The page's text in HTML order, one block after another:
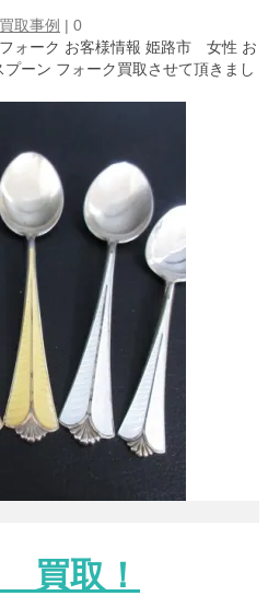
買取事例 | 0
ォーク お客様情報 姫路市 女性 お
ーン フォーク買取させて頂きまし
買取！